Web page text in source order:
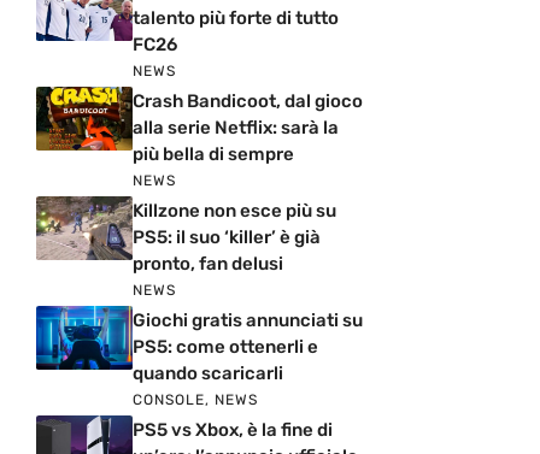
talento più forte di tutto
FC26
NEWS
Crash Bandicoot, dal gioco
alla serie Netflix: sarà la
più bella di sempre
NEWS
Killzone non esce più su
PS5: il suo ‘killer’ è già
pronto, fan delusi
NEWS
Giochi gratis annunciati su
PS5: come ottenerli e
quando scaricarli
CONSOLE, NEWS
PS5 vs Xbox, è la fine di